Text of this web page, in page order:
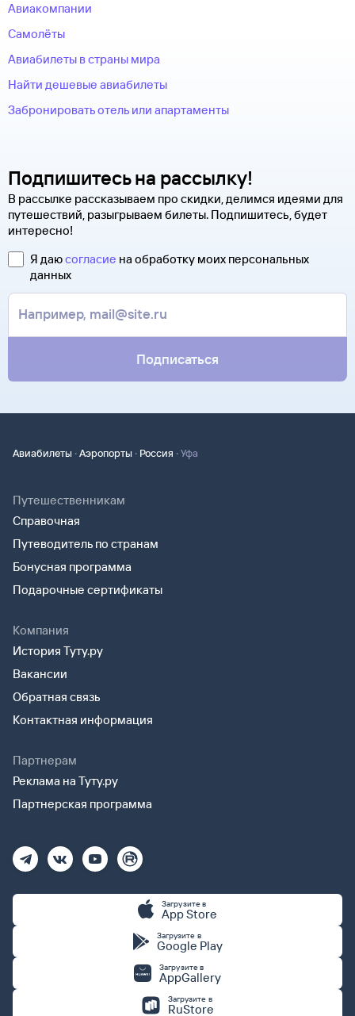
Авиакомпании
Самолёты
Авиабилеты в страны мира
Найти дешевые авиабилеты
Забронировать отель или апартаменты
Подпишитесь на рассылку!
В рассылке рассказываем про скидки, делимся идеями для
путешествий, разыгрываем билеты. Подпишитесь, будет
интересно!
Я даюсогласие на обработку моих персональных
данных
Подписаться
Авиабилеты ·Аэропорты · Россия ·Уфа
Путешественникам
Справочная
Путеводитель по странам
Бонусная программа
Подарочные сертификаты
Компания
История Туту.ру
Вакансии
Обратная связь
Контактная информация
Партнерам
Реклама на Туту.ру
Партнерская программа
Загрузите в
App Store
Загрузите в
Google Play
Загрузите в
AppGallery
Загрузите в
RuStore